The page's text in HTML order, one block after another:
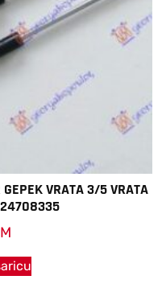
GEPEK VRATA 3/5 VRATA